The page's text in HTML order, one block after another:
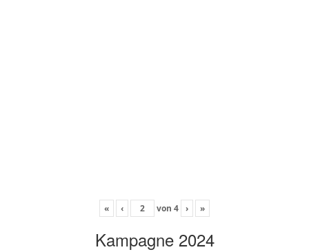
« ‹ von 4 › »
Kampagne 2024